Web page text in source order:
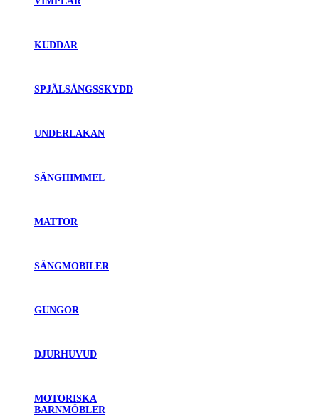
KUDDAR
SPJÄLSÄNGSSKYDD
UNDERLAKAN
SÄNGHIMMEL
MATTOR
SÄNGMOBILER
GUNGOR
DJURHUVUD
MOTORISKA
BARNMÖBLER